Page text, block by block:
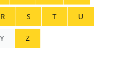
R S T U
Y Z